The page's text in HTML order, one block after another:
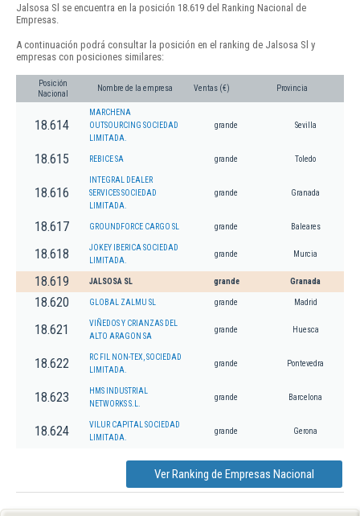
Jalsosa Sl se encuentra en la posición 18.619 del Ranking Nacional de
Empresas.
A continuación podrá consultar la posición en el ranking de Jalsosa Sl y
empresas con posiciones similares:
Posición
Nacional
Nombre de la empresa Ventas (€) Provincia
18.614
MARCHENA
OUTSOURCING SOCIEDAD
LIMITADA.
grande Sevilla
18.615 REBICE SA grande Toledo
18.616
INTEGRAL DEALER
SERVICES SOCIEDAD
LIMITADA.
grande Granada
18.617 GROUNDFORCE CARGO SL grande Baleares
18.618
JOKEY IBERICA SOCIEDAD
LIMITADA.
grande Murcia
18.619 JALSOSA SL grande Granada
18.620 GLOBAL ZALMU SL grande Madrid
18.621
VIÑEDOS Y CRIANZAS DEL
ALTO ARAGON SA
grande Huesca
18.622
RC FIL NON-TEX, SOCIEDAD
LIMITADA.
grande Pontevedra
18.623
HMS INDUSTRIAL
NETWORKS S.L.
grande Barcelona
18.624
VILUR CAPITAL SOCIEDAD
LIMITADA.
grande Gerona
Ver Ranking de Empresas Nacional